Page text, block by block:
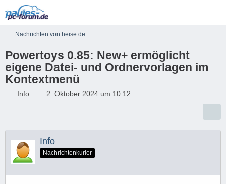
Nachrichten von heise.de
Powertoys 0.85: New+ ermöglicht
eigene Datei- und Ordnervorlagen im
Kontextmenü
Info 2. Oktober 2024 um 10:12
Info
Nachrichtenkurier